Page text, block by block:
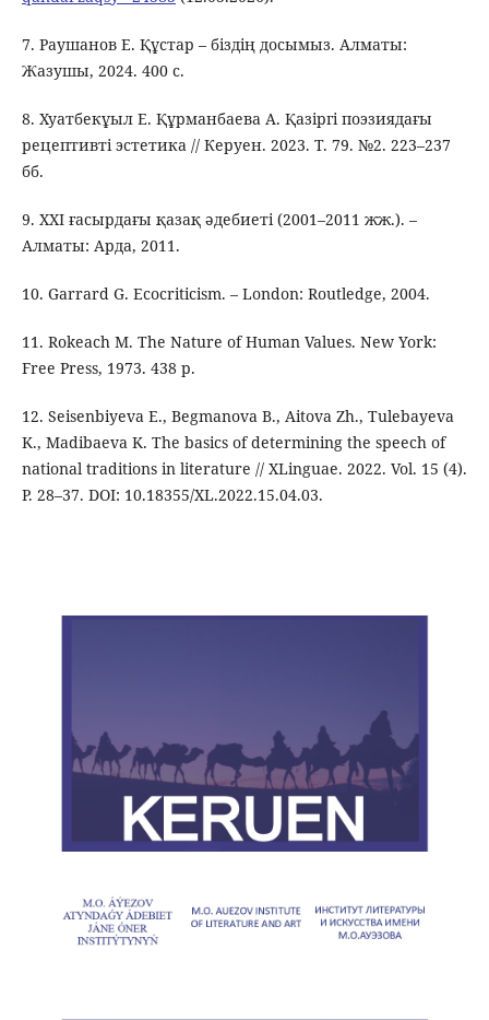
7. Раушанов Е. Құстар – біздің досымыз. Алматы:
Жазушы, 2024. 400 с.
8. Хуатбекұыл Е. Құрманбаева А. Қазіргі поэзиядағы
рецептивті эстетика // Керуен. 2023. Т. 79. №2. 223–237
бб.
9. ХХІ ғасырдағы қазақ әдебиеті (2001–2011 жж.). –
Алматы: Арда, 2011.
10. Garrard G. Ecocriticism. – London: Routledge, 2004.
11. Rokeach M. The Nature of Human Values. New York:
Free Press, 1973. 438 p.
12. Seisenbiyeva E., Begmanova B., Aitova Zh., Tulebayeva
K., Madibaeva K. The basics of determining the speech of
national traditions in literature // XLinguae. 2022. Vol. 15 (4).
P. 28–37. DOI: 10.18355/XL.2022.15.04.03.